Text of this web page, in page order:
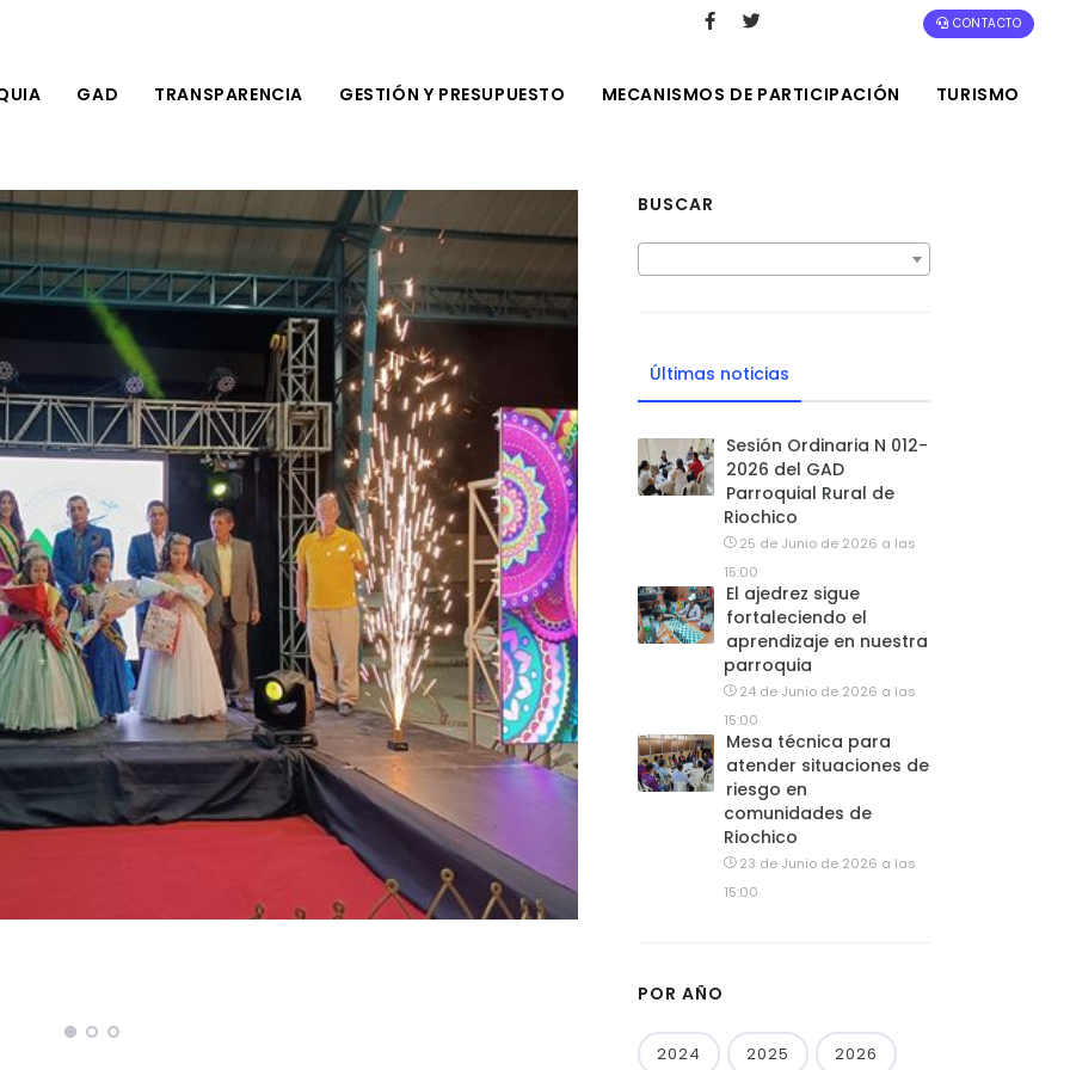
CONTACTO
GAD TRANSPARENCIA GESTIÓN Y PRESUPUESTO MECANISMOS DE PARTICIPACIÓN TURISMO
BUSCAR
Últimas noticias
Sesión Ordinaria N 012-
2026 del GAD
Parroquial Rural de
Riochico
25 de Junio de 2026 a las
15:00
El ajedrez sigue
fortaleciendo el
aprendizaje en nuestra
parroquia
24 de Junio de 2026 a las
15:00
Mesa técnica para
atender situaciones de
riesgo en
comunidades de
Riochico
23 de Junio de 2026 a las
15:00
POR AÑO
2024 2025 2026